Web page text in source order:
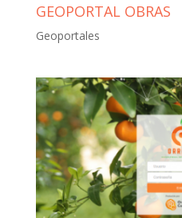
GEOPORTAL OBRAS
Geoportales